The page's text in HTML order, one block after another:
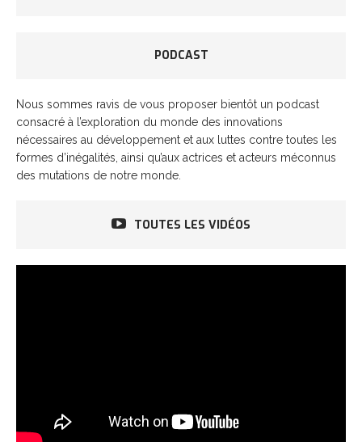
PODCAST
Nous sommes ravis de vous proposer bientôt un podcast
consacré à l’exploration du monde des innovations
nécessaires au développement et aux luttes contre toutes les
formes d’inégalités, ainsi qu’aux actrices et acteurs méconnus
des mutations de notre monde.
TOUTES LES VIDÉOS